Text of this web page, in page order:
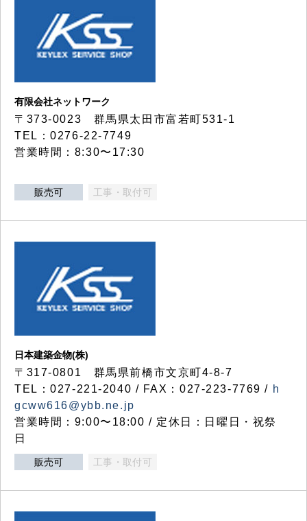
有限会社ネットワーク
〒373-0023 群馬県太田市富若町531-1
TEL：0276-22-7749
営業時間：8:30〜17:30
販売可 工事・取付可
日本建築金物(株)
〒317‐0801 群馬県前橋市文京町4-8-7
TEL：027-221-2040 / FAX：027-223-7769 / h
gcww616@ybb.ne.jp
営業時間：9:00〜18:00 / 定休日：日曜日・祝祭
日
販売可 工事・取付可